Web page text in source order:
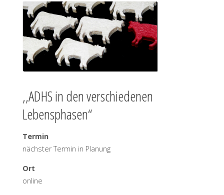
,,ADHS in den verschiedenen
Lebensphasen“
Termin
nächster Termin in Planung
Ort
online